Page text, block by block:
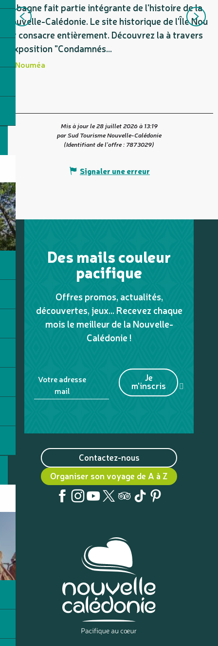
Le bagne fait partie intégrante de l'histoire de la
Nouvelle-Calédonie. Le site historique de l'Île Nou
s'y consacre entièrement. Découvrez la à travers
l'exposition "Condamnés...
Nouméa
Mis à jour le 28 juillet 2026 à 13:19
par Sud Tourisme Nouvelle-Calédonie
(Identifiant de l'offre : 7873029)
Signaler une erreur
Des mails couleur
pacifique
Offres promos, actualités,
découvertes, jeux... Recevez chaque
mois le meilleur de la Nouvelle-
Calédonie !
Votre adresse
mail
Je
m'inscris
Contactez-nous
Organiser son voyage de A à Z